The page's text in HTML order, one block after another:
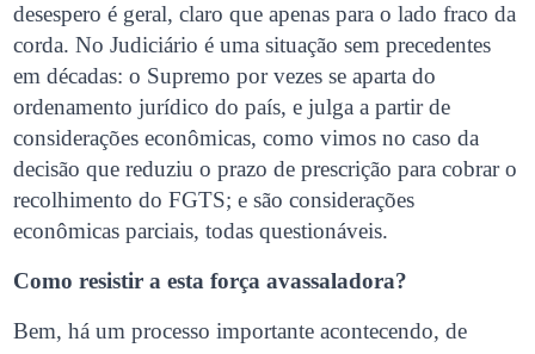
desespero é geral, claro que apenas para o lado fraco da
corda. No Judiciário é uma situação sem precedentes
em décadas: o Supremo por vezes se aparta do
ordenamento jurídico do país, e julga a partir de
considerações econômicas, como vimos no caso da
decisão que reduziu o prazo de prescrição para cobrar o
recolhimento do FGTS; e são considerações
econômicas parciais, todas questionáveis.
Como resistir a esta força avassaladora?
Bem, há um processo importante acontecendo, de